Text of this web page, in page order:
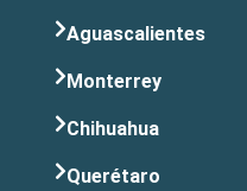
Aguascalientes
Monterrey
Chihuahua
Querétaro